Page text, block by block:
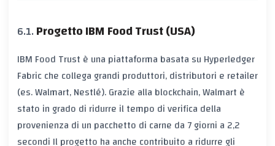
Progetto IBM Food Trust (USA)
IBM Food Trust è una piattaforma basata su Hyperledger
Fabric che collega grandi produttori, distributori e retailer
(es. Walmart, Nestlé). Grazie alla blockchain, Walmart è
stato in grado di ridurre il tempo di verifica della
provenienza di un pacchetto di carne da 7 giorni a 2,2
secondi Il progetto ha anche contribuito a ridurre gli